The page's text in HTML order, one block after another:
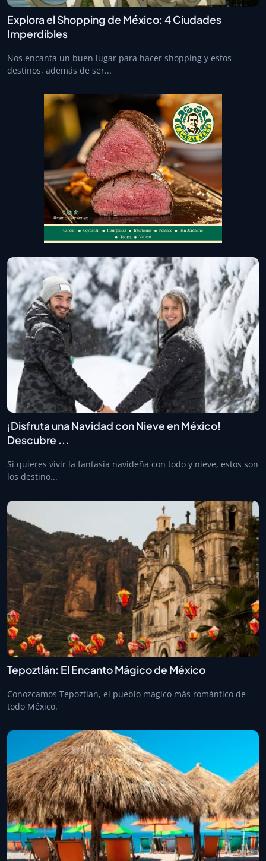
Explora el Shopping de México: 4 Ciudades
Imperdibles
Nos encanta un buen lugar para hacer shopping y estos
destinos, además de ser...
¡Disfruta una Navidad con Nieve en México!
Descubre ...
Si quieres vivir la fantasía navideña con todo y nieve, estos son
los destino...
Tepoztlán: El Encanto Mágico de México
Conozcamos Tepoztlan, el pueblo magico más romántico de
todo México.